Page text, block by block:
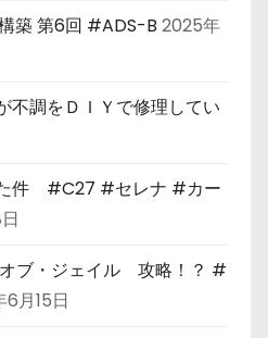
築 第6回 #ADS-B 2025年
不調をＤＩＹで修理してい
た件 #C27 #セレナ #カー
ブ・ジェイル 攻略！？ #
月15日